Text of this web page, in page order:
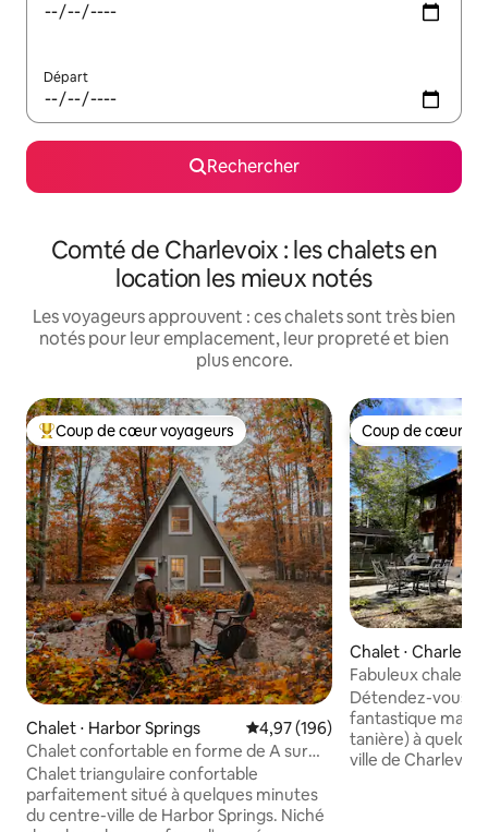
Départ
Rechercher
Comté de Charlevoix : les chalets en
location les mieux notés
Les voyageurs approuvent : ces chalets sont très bien
notés pour leur emplacement, leur propreté et bien
plus encore.
Coups de cœur voyageurs les plus appréciés
Coup de cœur voyageurs
Chalet ⋅ Harbor Springs Évaluation moyenne sur la
4,97 (196)
Chalet confortable en forme de A sur
Tunnel of Trees Harbor Springs
Chalet triangulaire confortable
parfaitement situé à quelques minutes
du centre-ville de Harbor Springs. Niché
Coup de cœur
Coup de cœur
Chalet ⋅
Fabuleux chalet
chambres
Détendez-vous
fantastique
tanière) à
ville de